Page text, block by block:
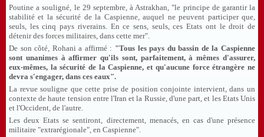
Poutine a souligné, le 29 septembre, à Astrakhan, "le principe de garantir la
stabilité et la sécurité de la Caspienne, auquel ne peuvent participer que,
seuls, les cinq pays riverains. En ce sens, seuls, ces Etats ont le droit de
détenir des forces militaires, dans cette mer".
De son côté, Rohani a affirmé : "Tous les pays du bassin de la Caspienne
sont unanimes à affirmer qu'ils sont, parfaitement, à mêmes d'assurer,
eux-mêmes, la sécurité de la Caspienne, et qu'aucune force étrangère ne
devra s'engager, dans ces eaux".
La revue souligne que cette prise de position conjointe intervient, dans un
contexte de haute tension entre l'Iran et la Russie, d'une part, et les Etats Unis
et l'Occident, de l'autre.
Les deux Etats se sentiront, directement, menacés, en cas d'une présence
militaire "extrarégionale", en Caspienne".